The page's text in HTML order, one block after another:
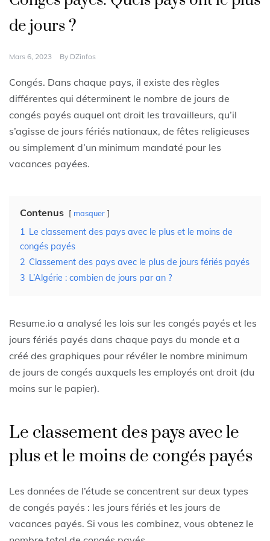
de jours ?
Mars 6, 2023 By DZinfos
Congés. Dans chaque pays, il existe des règles
différentes qui déterminent le nombre de jours de
congés payés auquel ont droit les travailleurs, qu’il
s’agisse de jours fériés nationaux, de fêtes religieuses
ou simplement d’un minimum mandaté pour les
vacances payées.
Contenus masquer
1 Le classement des pays avec le plus et le moins de
congés payés
2 Classement des pays avec le plus de jours fériés payés
3 L’Algérie : combien de jours par an ?
Resume.io a analysé les lois sur les congés payés et les
jours fériés payés dans chaque pays du monde et a
créé des graphiques pour révéler le nombre minimum
de jours de congés auxquels les employés ont droit (du
moins sur le papier).
Le classement des pays avec le
plus et le moins de congés payés
Les données de l’étude se concentrent sur deux types
de congés payés : les jours fériés et les jours de
vacances payés. Si vous les combinez, vous obtenez le